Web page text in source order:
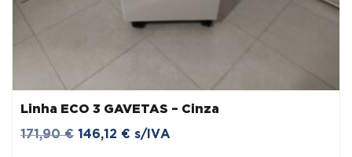
Linha ECO 3 GAVETAS – Cinza
171,90€ O
146,12 € O
s/IVA